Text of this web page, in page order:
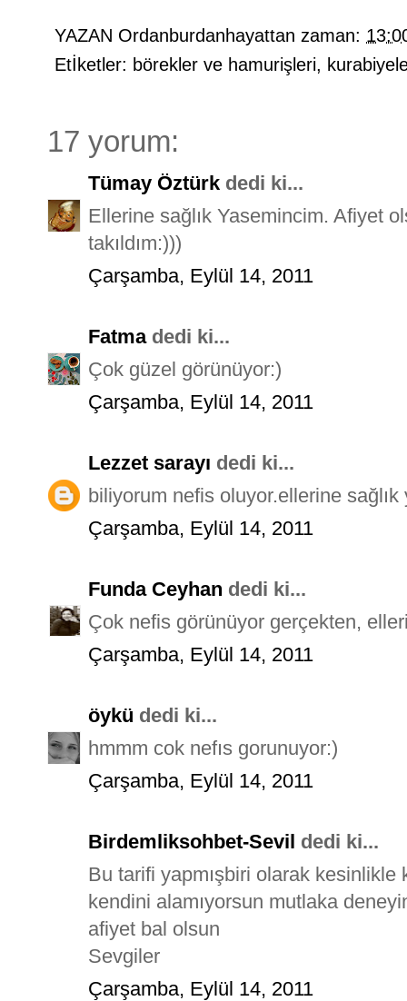
YAZAN Ordanburdanhayattan zaman:
Etİketler: börekler ve hamurişleri,
17 yorum:
Tümay Öztürk dedi ki...
Ellerine sağlık Yasemincim. Afiyet
takıldım:)))
Çarşamba, Eylül 14, 2011
Fatmadedi ki...
Çok güzel görünüyor:)
Çarşamba, Eylül 14, 2011
Lezzet sarayı dedi ki...
biliyorum nefis oluyor.ellerine
Çarşamba, Eylül 14, 2011
Funda Ceyhan dedi ki...
Çok nefis görünüyor gerçekten,
Çarşamba, Eylül 14, 2011
öykü dedi ki...
hmmm cok nefıs gorunuyor:)
Çarşamba, Eylül 14, 2011
Birdemliksohbet-Sevil dedi ki...
Bu tarifi yapmışbiri olarak kesinlikle
kendini alamıyorsun mutlaka
afiyet bal olsun
Sevgiler
Çarşamba, Eylül 14, 2011